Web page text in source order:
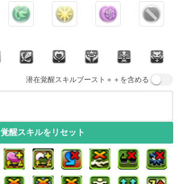
潜在覚醒スキルブースト＋＋を含める
覚醒スキルをリセット